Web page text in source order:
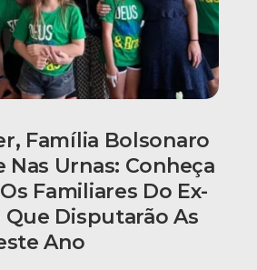
Família Bolsonaro
Nas Urnas: Conheça
Familiares Do Ex-
Disputarão As
Ano